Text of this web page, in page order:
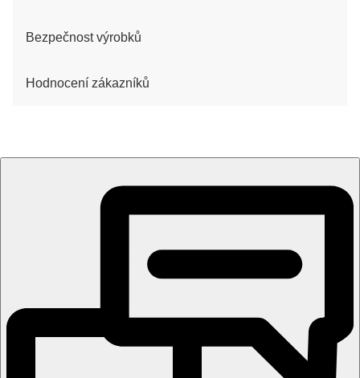
Bezpečnost výrobků
Hodnocení zákazníků